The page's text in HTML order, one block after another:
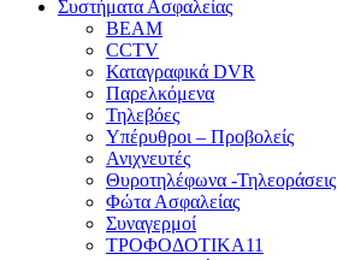
Συστήματα Ασφαλείας
BEAM
CCTV
Καταγραφικά DVR
Παρελκόμενα
Τηλεβόες
Υπέρυθροι – Προβολείς
Ανιχνευτές
Θυροτηλέφωνα -Τηλεοράσεις
Φώτα Ασφαλείας
Συναγερμοί
ΤΡΟΦΟΔΟΤΙΚΑ11